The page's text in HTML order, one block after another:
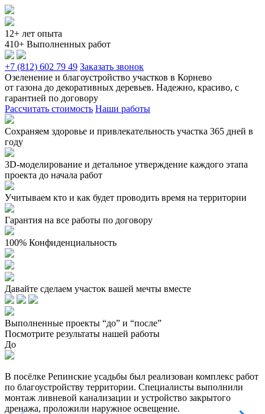
12+ лет опыта
410+ Выполненных работ
+7 (812) 602 79 49 Заказать звонок
Озеленение и благоустройство участков в Корнево
от газона до декоративных деревьев. Надежно, красиво, с
гарантией по договору
Рассчитать стоимость Наши работы
Сохраняем здоровье и привлекательность участка 365 дней в
году
3D-моделирование и детальное утверждение каждого этапа
проекта до начала работ
Учитываем кто и как будет проводить время на территории
Гарантия на все работы по договору
100% Конфиденциальность
Давайте сделаем участок вашей мечты вместе
Выполненные проекты “до” и “после”
Посмотрите результаты нашей работы
До
В посёлке Репинские усадьбы был реализован комплекс работ
по благоустройству территории. Специалисты выполнили
монтаж ливневой канализации и устройство закрытого
дренажа, проложили наружное освещение.